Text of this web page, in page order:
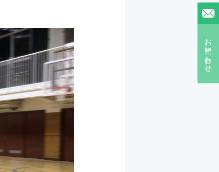
お問い合わせ